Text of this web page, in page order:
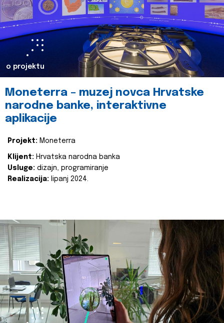
o projektu
Moneterra – muzej novca Hrvatske
narodne banke, interaktivne
aplikacije
Projekt: Moneterra
Klijent: Hrvatska narodna banka
Usluge: dizajn, programiranje
Realizacija: lipanj 2024.